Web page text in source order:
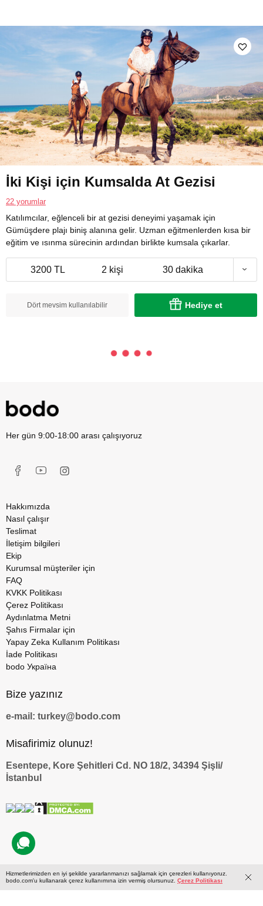
İki Kişi için Kumsalda At Gezisi
22 yorumlar
Katılımcılar, eğlenceli bir at gezisi deneyimi yaşamak için
Gümüşdere plajı biniş alanına gelir. Uzman eğitmenlerden kısa bir
eğitim ve ısınma sürecinin ardından birlikte kumsala çıkarlar.
3200 TL 2 kişi 30 dakika
Dört mevsim kullanılabilir Hediye et
Her gün 9:00-18:00 arası çalışıyoruz
Hakkımızda
Nasıl çalışır
Teslimat
İletişim bilgileri
Ekip
Kurumsal müşteriler için
FAQ
KVKK Politikası
Çerez Politikası
Aydınlatma Metni
Şahıs Firmalar için
Yapay Zeka Kullanım Politikası
İade Politikası
bodo Україна
Bize yazınız
e-mail: turkey@bodo.com
Misafirimiz olunuz!
Esentepe, Kore Şehitleri Cd. NO 18/2, 34394 Şişli/
İstanbul
Hizmetlerimizden en iyi şekilde yararlanmanızı sağlamak için çerezleri kullanıyoruz.
bodo.com'u kullanarak çerez kullanımına izin vermiş olursunuz. Çerez Politikası